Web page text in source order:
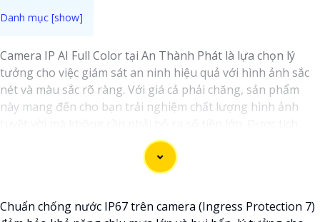
Camera IP AI Full Color tại An Thành Phát là lựa chọn lý
tưởng cho việc giám sát an ninh hiệu quả với hình ảnh sắc
nét và màu sắc rõ ràng. Với giá cả phải chăng, sản phẩm
này mang đến cho bạn trải nghiệm chất lượng hình ảnh
hợp công nghệ trí tuệ nhân tạo (AI), camera này giúp nhận
diện chính xác các chi tiết trong hình ảnh mà không cần ánh
sáng hồng ngoại, giúp tiết kiệm năng lượng và có độ nhạy
toàn.
Chuẩn chống nước IP67 trên camera (Ingress Protection 7)